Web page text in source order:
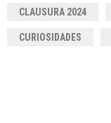
CLAUSURA 2024
CURIOSIDADES